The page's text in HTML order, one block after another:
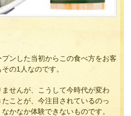
ンした当初からこの食べ方をお客
の1人なのです。
せんが、こうして今時代が変わ
ことが、今注目されているのっ
かなか体験できないものです。